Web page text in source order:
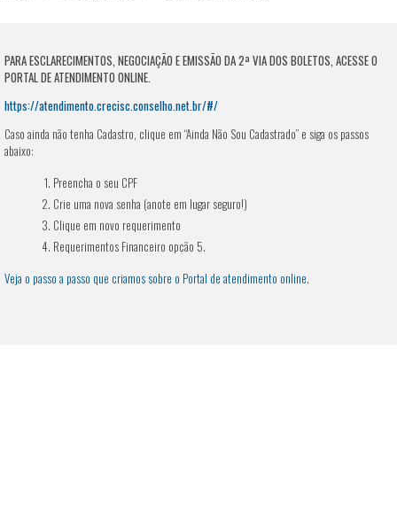
PARA ESCLARECIMENTOS, NEGOCIAÇÃO E EMISSÃO DA 2ª VIA DOS BOLETOS, ACESSE O
PORTAL DE ATENDIMENTO ONLINE.
https://atendimento.crecisc.conselho.net.br/#/
Caso ainda não tenha Cadastro, clique em “Ainda Não Sou Cadastrado” e siga os passos
abaixo:
Preencha o seu CPF
Crie uma nova senha (anote em lugar seguro!)
Clique em novo requerimento
Requerimentos Financeiro opção 5.
Veja o passo a passo que criamos sobre o Portal de atendimento online.